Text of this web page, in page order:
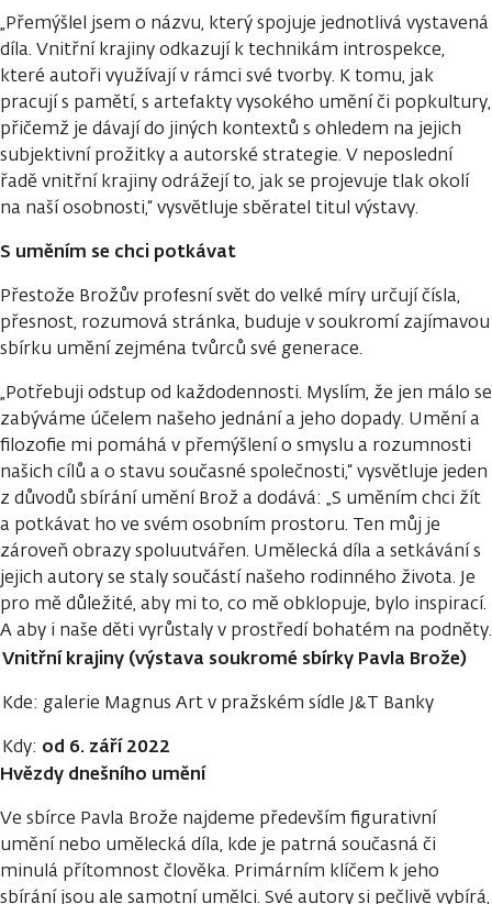
„Přemýšlel jsem o názvu, který spojuje jednotlivá vystavená
díla. Vnitřní krajiny odkazují k technikám introspekce,
které autoři využívají v rámci své tvorby. K tomu, jak
pracují s pamětí, s artefakty vysokého umění či popkultury,
přičemž je dávají do jiných kontextů s ohledem na jejich
subjektivní prožitky a autorské strategie. V neposlední
řadě vnitřní krajiny odrážejí to, jak se projevuje tlak okolí
na naší osobnosti,“ vysvětluje sběratel titul výstavy.
S uměním se chci potkávat
Přestože Brožův profesní svět do velké míry určují čísla,
přesnost, rozumová stránka, buduje v soukromí zajímavou
sbírku umění zejména tvůrců své generace.
„Potřebuji odstup od každodennosti. Myslím, že jen málo se
zabýváme účelem našeho jednání a jeho dopady. Umění a
filozofie mi pomáhá v přemýšlení o smyslu a rozumnosti
našich cílů a o stavu současné společnosti,“ vysvětluje jeden
z důvodů sbírání umění Brož a dodává: „S uměním chci žít
a potkávat ho ve svém osobním prostoru. Ten můj je
zároveň obrazy spoluutvářen. Umělecká díla a setkávání s
jejich autory se staly součástí našeho rodinného života. Je
pro mě důležité, aby mi to, co mě obklopuje, bylo inspirací.
A aby i naše děti vyrůstaly v prostředí bohatém na podněty.
Vnitřní krajiny (výstava soukromé sbírky Pavla Brože)
Kde: galerie Magnus Art v pražském sídle J&T Banky
Kdy: od 6. září 2022
Hvězdy dnešního umění
Ve sbírce Pavla Brože najdeme především figurativní
umění nebo umělecká díla, kde je patrná současná či
minulá přítomnost člověka. Primárním klíčem k jeho
sbírání jsou ale samotní umělci. Své autory si pečlivě vybírá,